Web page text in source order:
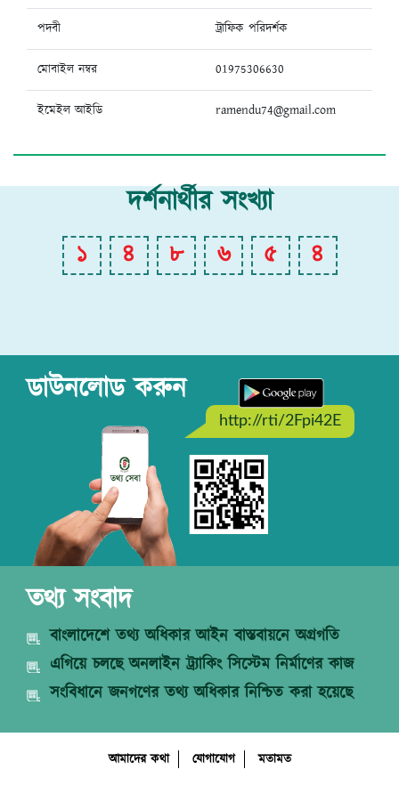
পদবী ট্রাফিক পরিদর্শক
মোবাইল নম্বর 01975306630
ইমেইল আইডি ramendu74@gmail.com
দর্শনার্থীর সংখ্যা
১ ৪ ৮ ৬ ৫ ৪
ডাউনলোড করুন
http://rti/2Fpi42E
তথ্য সংবাদ
বাংলাদেশে তথ্য অধিকার আইন বাস্তবায়নে অগ্রগতি
এগিয়ে চলছে অনলাইন ট্র্যাকিং সিস্টেম নির্মাণের কাজ
সংবিধানে জনগণের তথ্য অধিকার নিশ্চিত করা হয়েছে
আমাদের কথা যোগাযোগ মতামত